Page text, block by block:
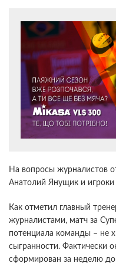
На вопросы журналистов
Анатолий Янущик и игроки
Как отметил главный
журналистами, матч за
потенциала команды – не
сыгранности. Фактически
сформирован за неделю до